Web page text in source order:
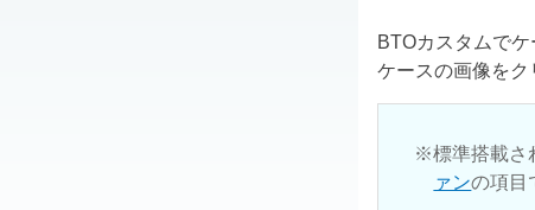
BTOカスタムで
ケースの画像をク
標準搭載さ
ァンの項目